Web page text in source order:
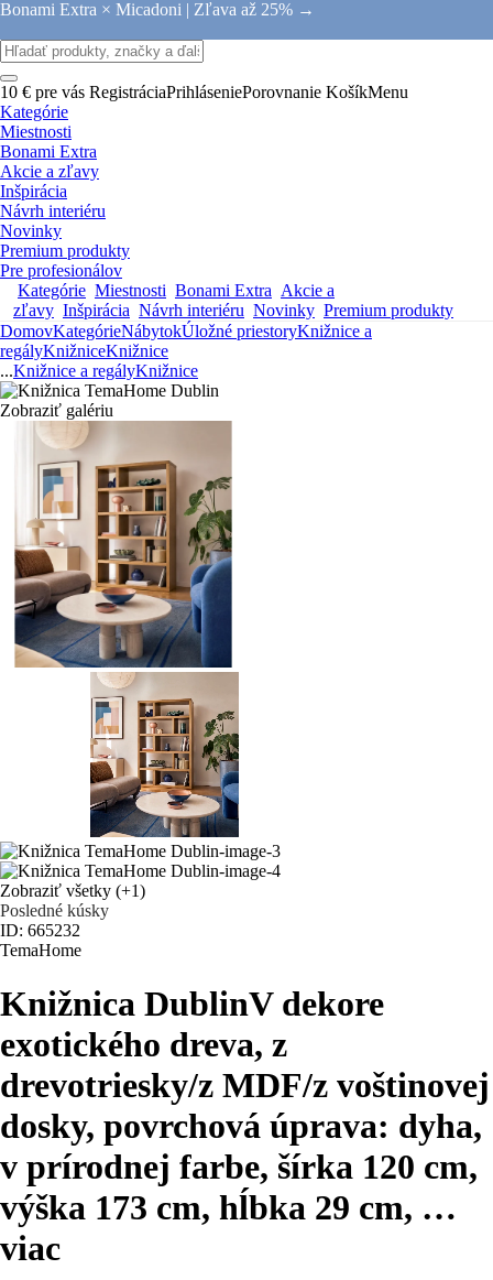
Bonami Extra × Micadoni | Zľava až 25% →
10 € pre vás RegistráciaPrihláseniePorovnanie KošíkMenu
Kategórie
Miestnosti
Bonami Extra
Akcie a zľavy
Inšpirácia
Návrh interiéru
Novinky
Premium produkty
Pre profesionálov
Kategórie Miestnosti Bonami Extra Akcie a
zľavy Inšpirácia Návrh interiéru Novinky Premium produkty
DomovKategórieNábytokÚložné priestoryKnižnice a
regályKnižniceKnižnice
...Knižnice a regályKnižnice
Zobraziť galériu
Zobraziť všetky (+1)
Posledné kúsky
ID: 665232
TemaHome
Knižnica DublinV dekore
exotického dreva, z
drevotriesky/z MDF/z voštinovej
dosky, povrchová úprava: dyha,
v prírodnej farbe, šírka 120 cm,
výška 173 cm, hĺbka 29 cm, …
viac